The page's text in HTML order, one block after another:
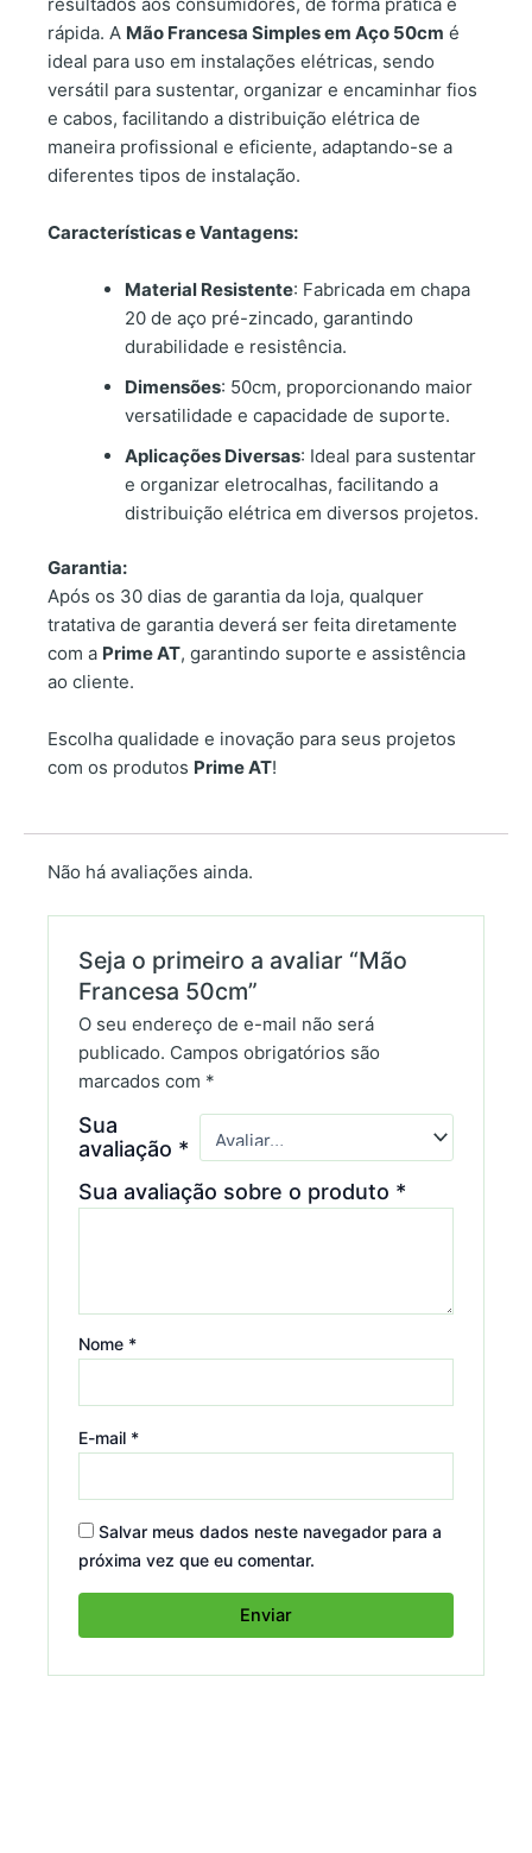
rápida. A Mão Francesa Simples em Aço 50cm é
ideal para uso em instalações elétricas, sendo
versátil para sustentar, organizar e encaminhar fios
e cabos, facilitando a distribuição elétrica de
maneira profissional e eficiente, adaptando-se a
diferentes tipos de instalação.
Características e Vantagens:
Material Resistente: Fabricada em chapa
20 de aço pré-zincado, garantindo
durabilidade e resistência.
Dimensões: 50cm, proporcionando maior
versatilidade e capacidade de suporte.
Aplicações Diversas: Ideal para sustentar
e organizar eletrocalhas, facilitando a
distribuição elétrica em diversos projetos.
Garantia:
Após os 30 dias de garantia da loja, qualquer
tratativa de garantia deverá ser feita diretamente
com a Prime AT, garantindo suporte e assistência
ao cliente.
Escolha qualidade e inovação para seus projetos
com os produtos Prime AT!
Não há avaliações ainda.
Seja o primeiro a avaliar “Mão
Francesa 50cm”
O seu endereço de e-mail não será
publicado. Campos obrigatórios são
marcados com *
Sua
avaliação *
Sua avaliação sobre o produto *
Nome *
E-mail *
Salvar meus dados neste navegador para a
próxima vez que eu comentar.